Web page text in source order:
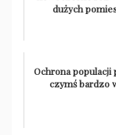
dużych
Ochrona populacji
czymś bardzo